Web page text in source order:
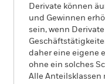
Derivate können
und Gewinnen
sein, wenn
daher eine eigene
ohne ein solches
Alle Anteilsklassen